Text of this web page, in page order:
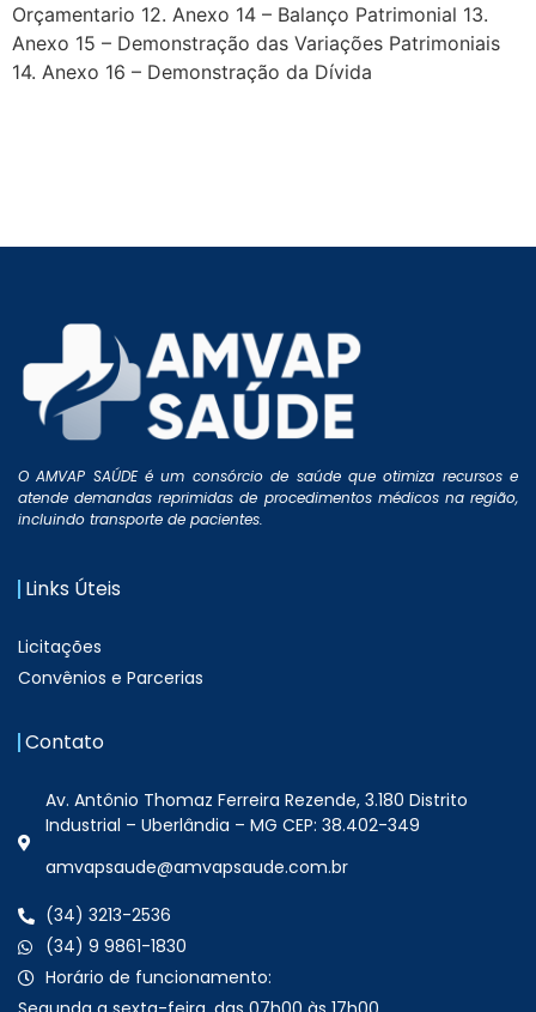
Orçamentario 12. Anexo 14 – Balanço Patrimonial 13.
Anexo 15 – Demonstração das Variações Patrimoniais
14. Anexo 16 – Demonstração da Dívida
O AMVAP SAÚDE é um consórcio de saúde que otimiza recursos e
atende demandas reprimidas de procedimentos médicos na região,
incluindo transporte de pacientes.
Links Úteis
Licitações
Convênios e Parcerias
Contato
Av. Antônio Thomaz Ferreira Rezende, 3.180 Distrito
Industrial – Uberlândia – MG CEP: 38.402-349
amvapsaude@amvapsaude.com.br
(34) 3213-2536
(34) 9 9861-1830
Horário de funcionamento: